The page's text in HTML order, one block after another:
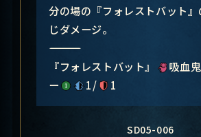
分の場の『フォレストバット
じダメージ。
―――――――――――――――
『フォレストバット』
吸血
ー
1/ 1
SD05-006